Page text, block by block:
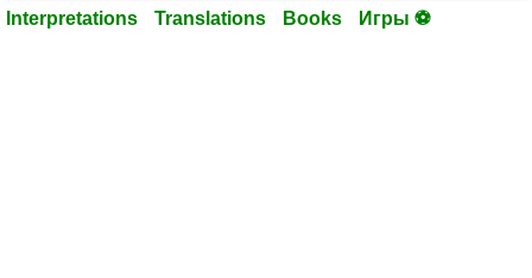
Interpretations Translations Books Игры ⚽